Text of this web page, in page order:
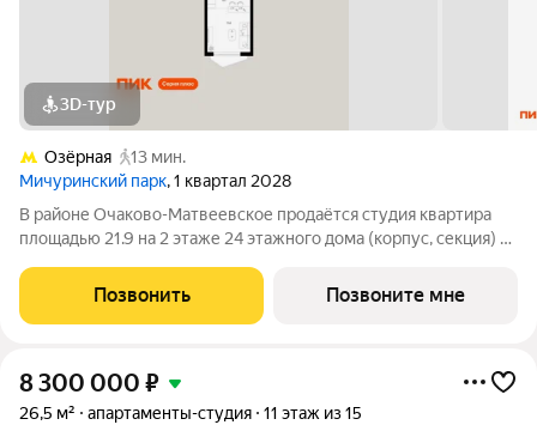
3D-тур
Озёрная
13 мин.
Мичуринский парк, 1 квартал 2028
В районе Очаково-Матвеевское продаётся студия квартира
площадью 21.9 на 2 этаже 24 этажного дома (корпус, секция) в
минут пешком до станции метро «Озёрная». 3 минуты на
автомобиле до МКАД и 20
Позвонить Позвоните мне
8 300 000 ₽
26,5 м² апартаменты-студия 11 этаж из 15